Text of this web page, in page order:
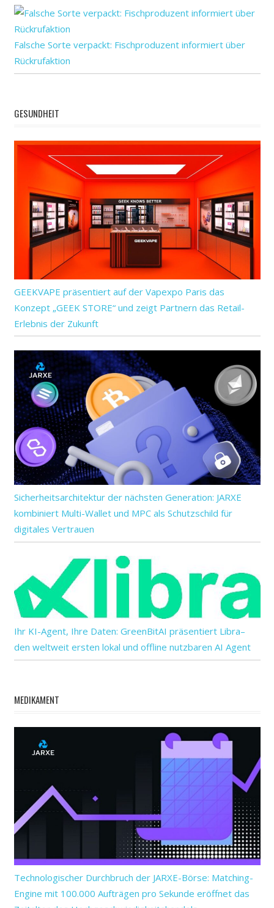
Falsche Sorte verpackt: Fischproduzent informiert über
Rückrufaktion
GESUNDHEIT
GEEKVAPE präsentiert auf der Vapexpo Paris das
Konzept „GEEK STORE“ und zeigt Partnern das Retail-
Erlebnis der Zukunft
Sicherheitsarchitektur der nächsten Generation: JARXE
kombiniert Multi-Wallet und MPC als Schutzschild für
digitales Vertrauen
Ihr KI-Agent, Ihre Daten: GreenBitAI präsentiert Libra–
den weltweit ersten lokal und offline nutzbaren AI Agent
MEDIKAMENT
Technologischer Durchbruch der JARXE-Börse: Matching-
Engine mit 100.000 Aufträgen pro Sekunde eröffnet das